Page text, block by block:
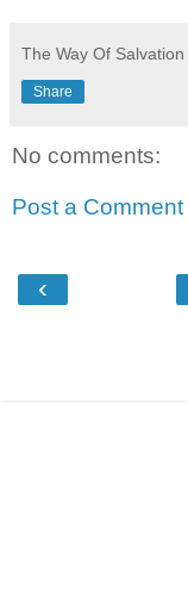
The Way Of Salvation
Share
No comments:
Post a Comment
‹